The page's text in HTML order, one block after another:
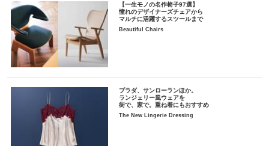
【一生モノの名作椅子97選】
憧れのデザイナーズチェアから
マルチに活躍するスツールまで
Beautiful Chairs
プラダ、サンローランほか。
ランジェリー風ウェアを
街で、家で。重ね着にもおすすめ
The New Lingerie Dressing